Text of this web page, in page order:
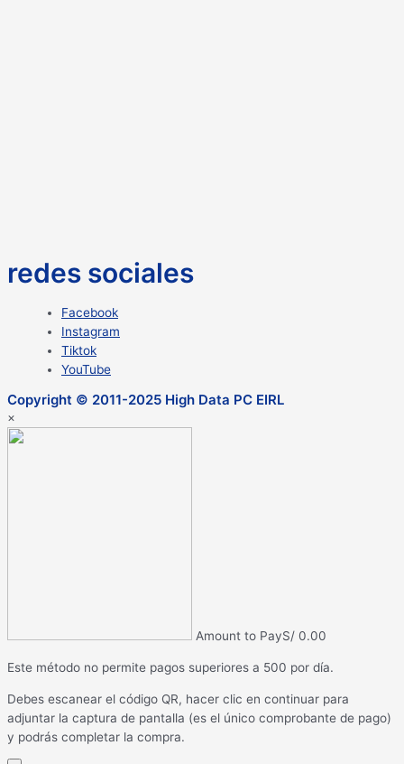
redes sociales
Facebook
Instagram
Tiktok
YouTube
Copyright © 2011-2025 High Data PC EIRL
×
Amount to PayS/ 0.00
Este método no permite pagos superiores a 500 por día.
Debes escanear el código QR, hacer clic en continuar para
adjuntar la captura de pantalla (es el único comprobante de pago)
y podrás completar la compra.